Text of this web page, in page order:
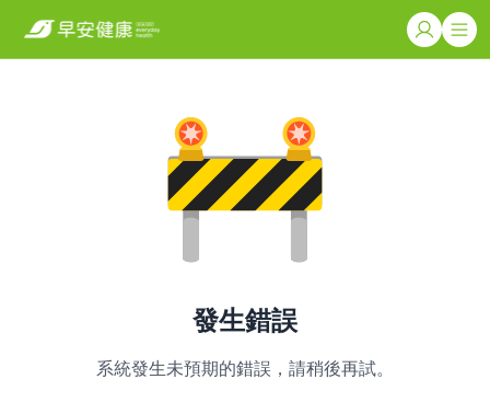
發生錯誤
系統發生未預期的錯誤，請稍後再試。